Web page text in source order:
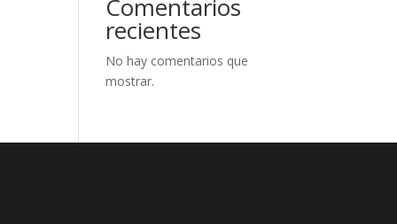
Comentarios
recientes
No hay comentarios que
mostrar.